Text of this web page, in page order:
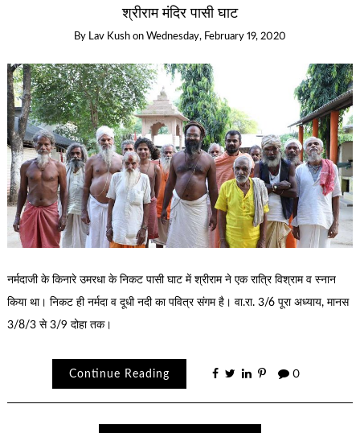
श्रीराम मंदिर पासी घाट
By Lav Kush on Wednesday, February 19, 2020
नर्मदाजी के किनारे उमरधा के निकट पासी घाट में श्रीराम ने एक रात्रि विश्राम व स्नान
किया था। निकट ही नर्मदा व दूधी नदी का पवित्र संगम है। वा.रा. 3/6 पूरा अध्याय, मानस
3/8/3 से 3/9 दोहा तक।
Continue Reading 0